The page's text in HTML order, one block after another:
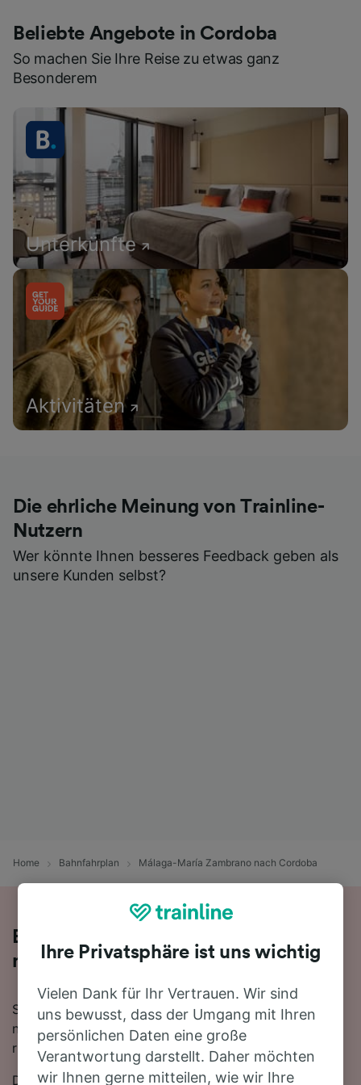
Beliebte Angebote in Cordoba
So machen Sie Ihre Reise zu etwas ganz
Besonderem
Unterkünfte
Aktivitäten
Die ehrliche Meinung von Trainline-
Nutzern
Wer könnte Ihnen besseres Feedback geben als
unsere Kunden selbst?
Home Bahnfahrplan Málaga-María Zambrano nach Cordoba
Bequem von Málaga-María Zambrano
nach Cordoba - nehmen Sie den Zug!
Sie wollen mit dem Zug von Málaga-María Zambrano
nach Cordoba reisen? Dann sind Sie bei uns genau
richtig!
Die Fahrtzeit beträgt mit der schnellsten Verbindung
Ihre Privatsphäre ist uns wichtig
Vielen Dank für Ihr Vertrauen. Wir sind
uns bewusst, dass der Umgang mit Ihren
persönlichen Daten eine große
Verantwortung darstellt. Daher möchten
wir Ihnen gerne mitteilen, wie wir Ihre